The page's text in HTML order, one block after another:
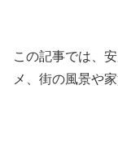
この記事では、
メ、街の風景や